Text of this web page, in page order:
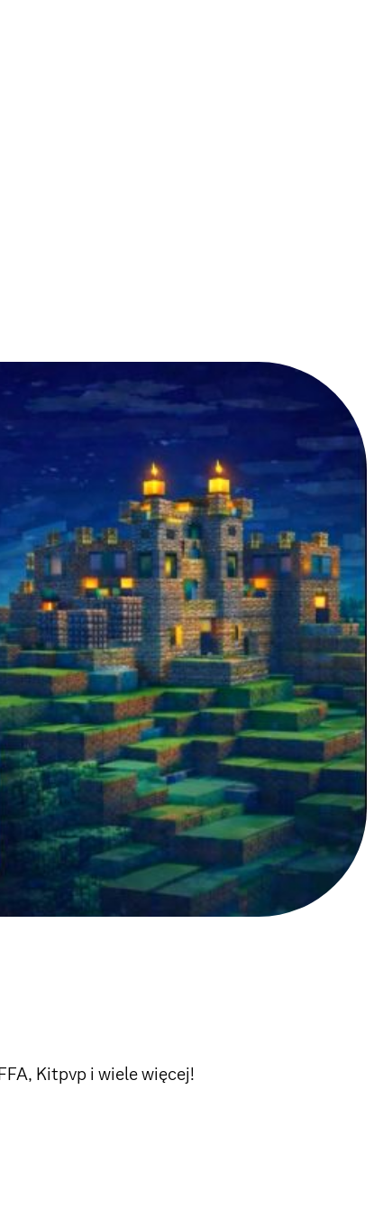
Kitpvp i wiele więcej!